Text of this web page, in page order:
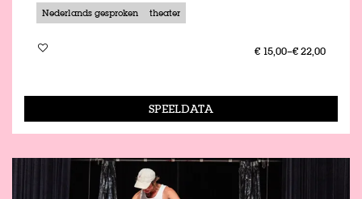
Nederlands gesproken theater
€ 15,00–€ 22,00
SPEELDATA